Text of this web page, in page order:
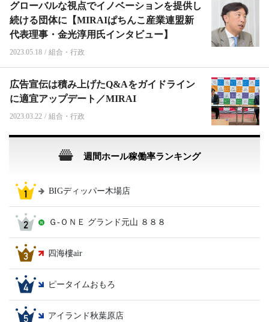
グローバルな視点でイノベーションを提供し
続ける団体に【MIRAIぱちんこ産業連盟新
代表理事・金光淳用氏インタビュー】
2023.05.18 / 組合・行政
広告宣伝は積み上げたQ&Aをガイドライン
に適宜アップデート／MIRAI
2023.03.22 / 組合・行政
週間ホール稼働率ランキング
BIGディッパー木場店
Ｇ‐ＯＮＥ グランド元山 ８８８
四海樓air
ピータイムおもろ
アイランド秋葉原店